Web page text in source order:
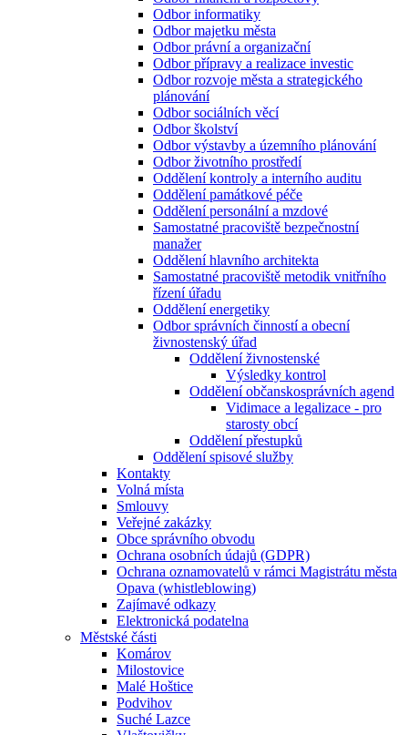
Odbor informatiky
Odbor majetku města
Odbor právní a organizační
Odbor přípravy a realizace investic
Odbor rozvoje města a strategického
plánování
Odbor sociálních věcí
Odbor školství
Odbor výstavby a územního plánování
Odbor životního prostředí
Oddělení kontroly a interního auditu
Oddělení památkové péče
Oddělení personální a mzdové
Samostatné pracoviště bezpečnostní
manažer
Oddělení hlavního architekta
Samostatné pracoviště metodik vnitřního
řízení úřadu
Oddělení energetiky
Odbor správních činností a obecní
živnostenský úřad
Oddělení živnostenské
Výsledky kontrol
Oddělení občanskosprávních agend
Vidimace a legalizace - pro
starosty obcí
Oddělení přestupků
Oddělení spisové služby
Kontakty
Volná místa
Smlouvy
Veřejné zakázky
Obce správního obvodu
Ochrana osobních údajů (GDPR)
Ochrana oznamovatelů v rámci Magistrátu města
Opava (whistleblowing)
Zajímavé odkazy
Elektronická podatelna
Městské části
Komárov
Milostovice
Malé Hoštice
Podvihov
Suché Lazce